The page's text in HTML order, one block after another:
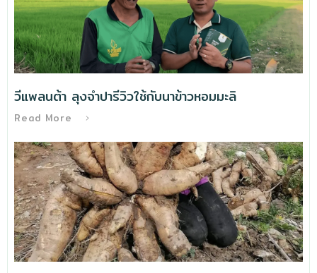
วีแพลนต้า ลุงจำปารีวิวใช้กับนาข้าวหอมมะลิ
Read More